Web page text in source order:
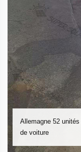
Allemagne 52
de voiture